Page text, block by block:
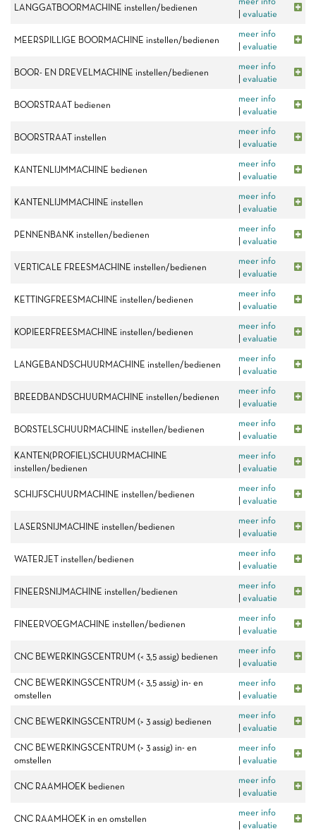
LANGGATBOORMACHINE instellen/bedienen
evaluatie
MEERSPILLIGE BOORMACHINE instellen/bedienen
meer info
evaluatie
BOOR- EN DREVELMACHINE instellen/bedienen
meer info
evaluatie
BOORSTRAAT bedienen
meer info
evaluatie
BOORSTRAAT instellen
meer info
evaluatie
KANTENLIJMMACHINE bedienen
meer info
evaluatie
KANTENLIJMMACHINE instellen
meer info
evaluatie
PENNENBANK instellen/bedienen
meer info
evaluatie
VERTICALE FREESMACHINE instellen/bedienen
meer info
evaluatie
KETTINGFREESMACHINE instellen/bedienen
meer info
evaluatie
KOPIEERFREESMACHINE instellen/bedienen
meer info
evaluatie
LANGEBANDSCHUURMACHINE instellen/bedienen
meer info
evaluatie
BREEDBANDSCHUURMACHINE instellen/bedienen
meer info
evaluatie
BORSTELSCHUURMACHINE instellen/bedienen
meer info
evaluatie
KANTEN(PROFIEL)SCHUURMACHINE
instellen/bedienen
meer info
evaluatie
SCHIJFSCHUURMACHINE instellen/bedienen
meer info
evaluatie
LASERSNIJMACHINE instellen/bedienen
meer info
evaluatie
WATERJET instellen/bedienen
meer info
evaluatie
FINEERSNIJMACHINE instellen/bedienen
meer info
evaluatie
FINEERVOEGMACHINE instellen/bedienen
meer info
evaluatie
CNC BEWERKINGSCENTRUM (< 3,5 assig) bedienen
meer info
evaluatie
CNC BEWERKINGSCENTRUM (< 3,5 assig) in- en
omstellen
meer info
evaluatie
CNC BEWERKINGSCENTRUM (> 3 assig) bedienen
meer info
evaluatie
CNC BEWERKINGSCENTRUM (> 3 assig) in- en
omstellen
meer info
evaluatie
CNC RAAMHOEK bedienen
meer info
evaluatie
CNC RAAMHOEK in en omstellen
meer info
evaluatie